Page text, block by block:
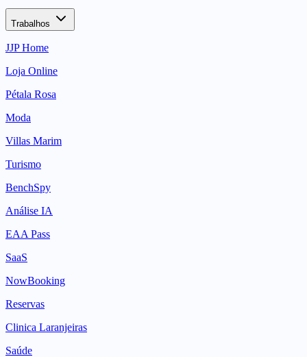
Trabalhos
JJP Home
Loja Online
Pétala Rosa
Moda
Villas Marim
Turismo
BenchSpy
Análise IA
EAA Pass
SaaS
NowBooking
Reservas
Clinica Laranjeiras
Saúde